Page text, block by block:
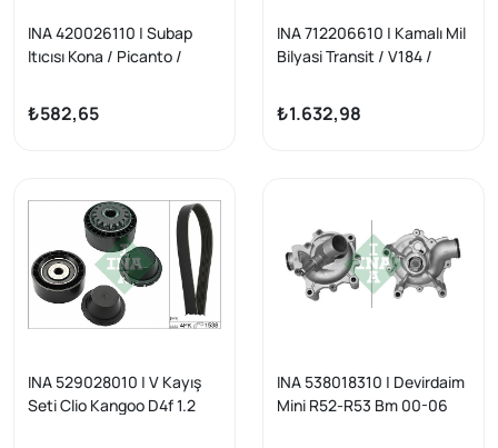
INA 420026110 | Subap
Itıcısı Kona / Picanto /
Sportage / Vitara Dizel 19-
>
₺582,65
INA 712206610 | Kamalı Mil
Bilyasi Transit / V184 /
₺1.632,98
INA 529028010 | V Kayış
Seti Clio Kangoo D4f 1.2
INA 538018310 | Devirdaim
Mini R52-R53 Bm 00-06